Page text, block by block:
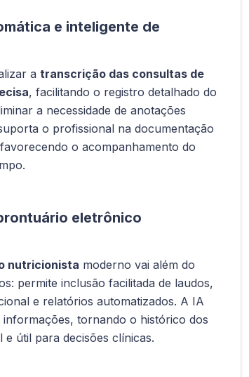
e inteligente de
a transcrição das consultas de
, facilitando o registro detalhado do
a necessidade de anotações
o profissional na documentação
o acompanhamento do
eletrônico
nutricionista moderno vai além do
permite inclusão facilitada de laudos,
e relatórios automatizados. A IA
tornando o histórico dos
e útil para decisões clínicas.